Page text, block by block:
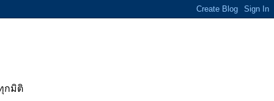
กมิติ